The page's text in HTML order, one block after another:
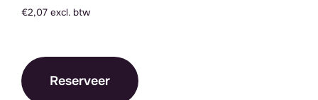
€2,07 excl. btw
Reserveer